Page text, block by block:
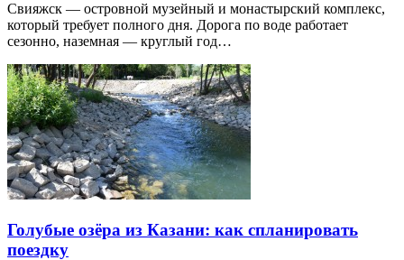
Свияжск — островной музейный и монастырский комплекс,
который требует полного дня. Дорога по воде работает
сезонно, наземная — круглый год…
Голубые озёра из Казани: как спланировать
поездку